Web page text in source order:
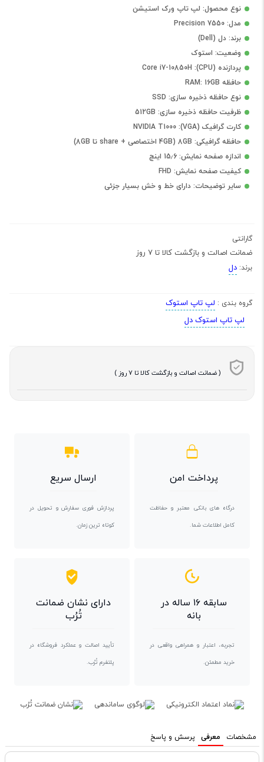
نوع محصول: لپ تاپ ورک استیشن
مدل: Precision 7550
برند: دل (Dell)
وضعیت: استوک
پردازنده (CPU): Core i7-10850H
حافظه RAM: 16GB
نوع حافظه ذخیره سازی: SSD
ظرفیت حافظه ذخیره سازی: 512GB
کارت گرافیک (VGA): NVIDIA T1000
حافظه گرافیکی: 8GB (4GB اختصاصی + share تا 8GB)
اندازه صفحه نمایش: 15٫6 اینچ
کیفیت صفحه نمایش: FHD
سایر توضیحات: دارای خط و خش بسیار جزئی
گارانتی
ضمانت اصالت و بازگشت کالا تا 7 روز
برند: دل
گروه بندی : لپ تاپ استوک
لپ تاپ استوک دل
( ضمانت اصالت و بازگشت کالا تا 7 روز )
پرداخت امن
درگاه های بانکی معتبر و حفاظت
کامل اطلاعات شما.
ارسال سریع
پردازش فوری سفارش و تحویل در
کوتاه ترین زمان.
سابقه ۱۶ ساله در
بانه
تجربه، اعتبار و همراهی واقعی در
خرید مطمئن.
دارای نشان ضمانت
تُرُب
تأیید اصالت و عملکرد فروشگاه در
پلتفرم تُرُب.
مشخصات معرفی پرسش و پاسخ